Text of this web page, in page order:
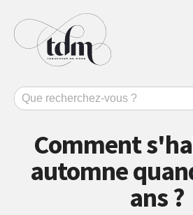
Comment
automne
ans ?